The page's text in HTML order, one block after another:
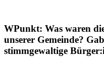
WPunkt: Was waren
unserer Gemeinde?
stimmgewaltige